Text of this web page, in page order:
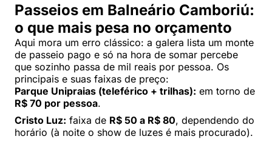
Passeios em Balneário Camboriú:
o que mais pesa no orçamento
Aqui mora um erro clássico: a galera lista um monte
de passeio pago e só na hora de somar percebe
que sozinho passa de mil reais por pessoa. Os
principais e suas faixas de preço:
Parque Unipraias (teleférico + trilhas): em torno de
R$ 70 por pessoa.
Cristo Luz: faixa de R$ 50 a R$ 80, dependendo do
horário (à noite o show de luzes é mais procurado).